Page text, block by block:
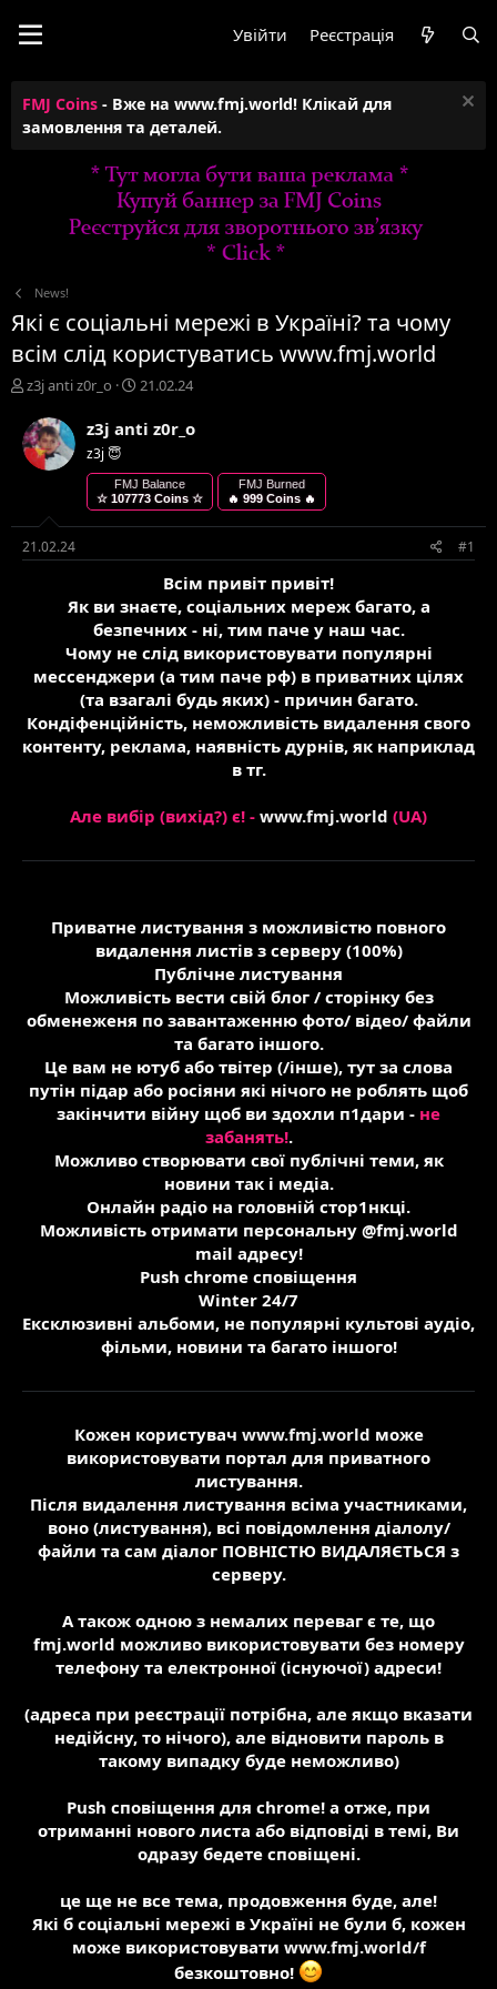
Увійти Реєстрація
FMJ Coins - Вже на www.fmj.world! Клікай для
замовлення та деталей.
News!
Які є соціальні мережі в Україні? та чому
всім слід користуватись www.fmj.world
А
т
о
р
м
и
z3j anti z0r_o
Д
т
т
в
о
е
н
я
21.02.24
z3j anti z0r_o
z3j 😇
FMJ Balance
☆ 107773 Coins ☆
FMJ Burned
🔥 999 Coins 🔥
21.02.24 #1
Всім привіт привіт!
Як ви знаєте, соціальних мереж багато, а
безпечних - ні, тим паче у наш час.
Чому не слід використовувати популярні
мессенджери (а тим паче рф) в приватних цілях
(та взагалі будь яких) - причин багато.
Кондіфенційність, неможливість видалення свого
контенту, реклама, наявність дурнів, як наприклад
в тг.
Але вибір (вихід?) є! - www.fmj.world (UA)
Приватне листування з можливістю повного
видалення листів з серверу (100%)
Публічне листування
Можливість вести свій блог / сторінку без
обменеженя по завантаженню фото/ відео/ файли
та багато іншого.
Це вам не ютуб або твітер (/інше), тут за слова
путін підар або росіяни які нічого не роблять щоб
закінчити війну щоб ви здохли п1дари - не
забанять!.
Можливо створювати свої публічні теми, як
новини так і медіа.
Онлайн радіо на головній стор1нкці.
Можливість отримати персональну @fmj.world
mail адресу!
Push chrome сповіщення
Winter 24/7
Ексклюзивні альбоми, не популярні культові аудіо,
фільми, новини та багато іншого!
Кожен користувач www.fmj.world може
використовувати портал для приватного
листування.
Після видалення листування всіма участниками,
воно (листування),всі повідомлення діалолу/
файли та сам діалог ПОВНІСТЮ ВИДАЛЯЄТЬСЯ з
серверу.
А також одною з немалих переваг є те, що
fmj.world можливо використовувати без номеру
телефону та електронної (існуючої) адреси!
(адреса при реєстрації потрібна, але якщо вказати
недійсну, то нічого), але відновити пароль в
такому випадку буде неможливо)
Push сповіщення для chrome! а отже, при
отриманні нового листа або відповіді в темі, Ви
одразу бедете сповіщені.
це ще не все тема, продовження буде, але!
Які б соціальні мережі в Україні не були б, кожен
може використовувати www.fmj.world/f
безкоштовно!